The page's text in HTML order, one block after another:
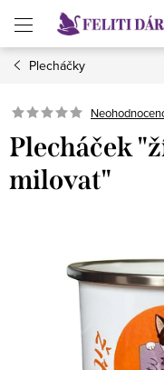
obsah
Plecháčky
Plecháček
milovat"